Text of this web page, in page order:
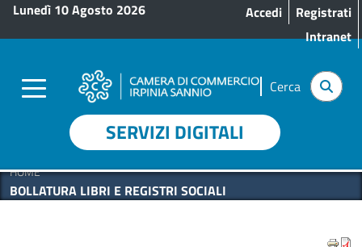
Salta al contenuto principale
Lunedì 10 Agosto 2026 Menu profilo utente
Accedi
Registrati
Intranet
Cerca
SERVIZI DIGITALI
HOME
BOLLATURA LIBRI E REGISTRI SOCIALI